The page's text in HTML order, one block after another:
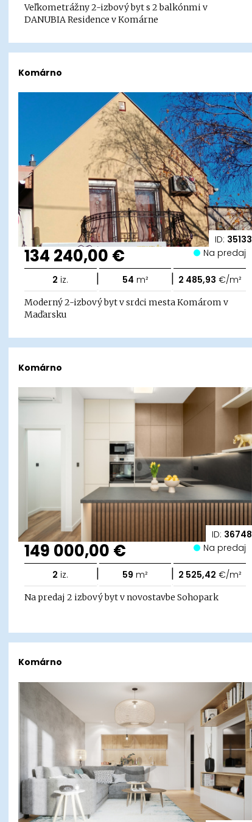
Veľkometrážny 2-izbový byt s 2 balkónmi v
DANUBIA Residence v Komárne
ID: 35133
Komárno
134 240,00 € Na predaj
2 iz. | 54 m² | 2 485,93 €/m²
Moderný 2-izbový byt v srdci mesta Komárom v
Maďarsku
ID: 36748
Komárno
149 000,00 € Na predaj
2 iz. | 59 m² | 2 525,42 €/m²
Na predaj 2 izbový byt v novostavbe Sohopark
Komárno